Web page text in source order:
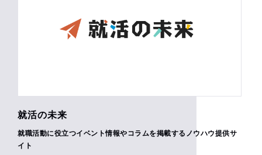
就活の未来
就職活動に役立つイベント情報やコラムを掲載するノウハウ提供サ
イト